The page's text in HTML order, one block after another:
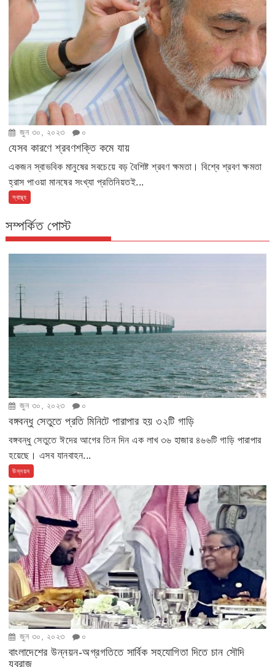
জুন ৩০, ২০২৩ ০
যেসব কারণে শ্রবণশক্তি কমে যায়
একজন স্বাভবিক মানুষের সবচেয়ে বড় বৈশিষ্ট শ্রবণ ক্ষমতা। বিশ্বে শ্রবণ ক্ষমতা
হ্রাস পাওয়া মানষের সংখ্যা প্রতিনিয়তই...
স্বাস্থ্য
সম্পর্কিত পোস্ট
জুন ৩০, ২০২৩ ০
বঙ্গবন্ধু সেতুতে প্রতি মিনিটে পারাপার হয় ৩২টি গাড়ি
বঙ্গবন্ধু সেতুতে ঈদের আগের তিন দিন এক লাখ ৩৬ হাজার ৪৬৬টি গাড়ি পারাপার
হয়েছে। এসব যানবাহন...
উন্নয়ন
জুন ৩০, ২০২৩ ০
বাংলাদেশের উন্নয়ন-অগ্রগতিতে সার্বিক সহযোগিতা দিতে চান সৌদি
যুবরাজ